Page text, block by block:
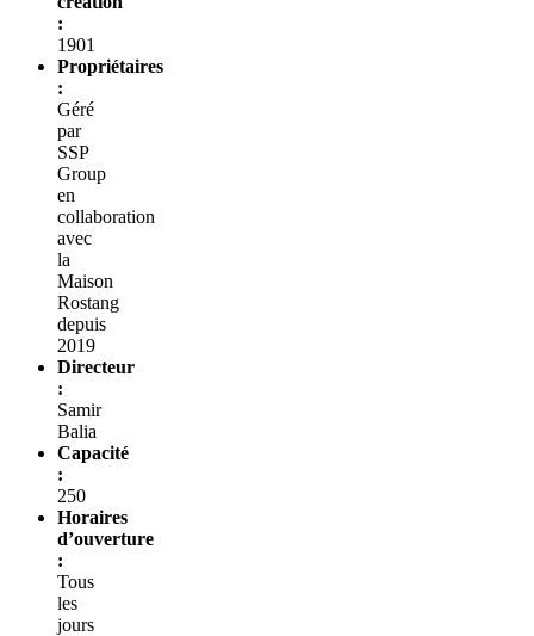
:
1901
Propriétaires
:
Géré
par
SSP
Group
en
collaboration
avec
la
Maison
Rostang
depuis
2019
Directeur
:
Samir
Balia
Capacité
:
250
Horaires
d’ouverture
:
Tous
les
jours